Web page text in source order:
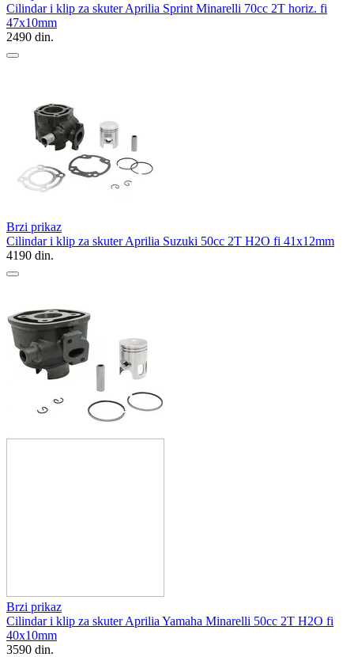
Cilindar i klip za skuter Aprilia Sprint Minarelli 70cc 2T horiz. fi
47x10mm
2490 din.
Brzi prikaz
Cilindar i klip za skuter Aprilia Suzuki 50cc 2T H2O fi 41x12mm
4190 din.
Brzi prikaz
Cilindar i klip za skuter Aprilia Yamaha Minarelli 50cc 2T H2O fi
40x10mm
3590 din.